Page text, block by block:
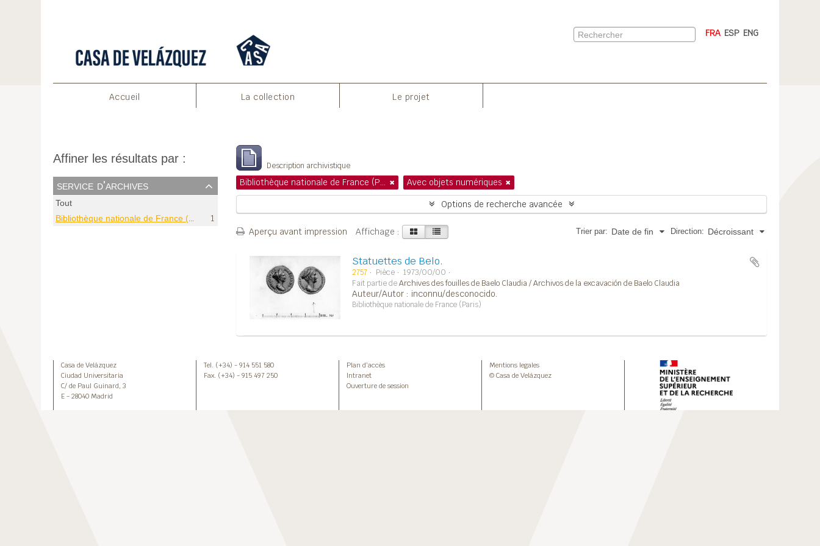
FRA ESP ENG
Accueil La collection Le projet
Affiner les résultats par :
service d'archives
Tout
Bibliothèque nationale de France (Paris) 1
Description archivistique
Bibliothèque nationale de France (Paris)
Avec objets numériques
Options de recherche avancée
Aperçu avant impression Affichage : Trier par: Date de fin Direction: Décroissant
Statuettes de Belo.
2757 Pièce
1973/00/00
Fait partie deArchives des fouilles de Baelo Claudia / Archivos de la excavación de Baelo Claudia
Auteur/Autor : inconnu/desconocido.
Bibliothèque nationale de France (Paris)
Casa de Velázquez
Ciudad Universitaria
C/ de Paul Guinard, 3
E - 28040 Madrid
Tel. (+34) - 914 551 580
Fax. (+34) - 915 497 250
Plan d’accès
Intranet
Ouverture de session
Mentions legales
© Casa de Velázquez